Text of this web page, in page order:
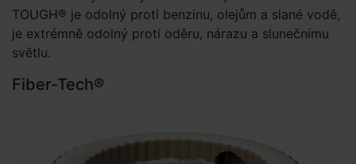
TOUGH® je odolný proti benzinu, olejům a slané vodě,
je extrémně odolný proti oděru, nárazu a slunečnímu
světlu.
Fiber-Tech®